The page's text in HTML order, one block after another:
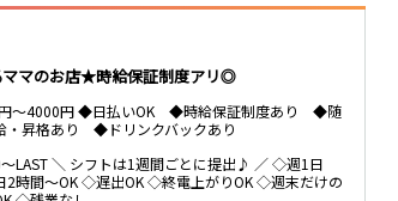
ママのお店★時給保証制度アリ◎
～4000円 ◆日払いOK ◆時給保証制度あり ◆随
・昇格あり ◆ドリンクバックあり
LAST ＼ シフトは1週間ごとに提出♪ ／ ◇週1日
2時間～OK ◇遅出OK ◇終電上がりOK ◇週末だけの
森ノ宮駅
恵美須町駅